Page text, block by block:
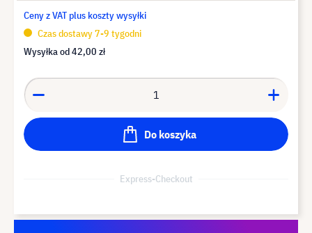
Ceny z VAT plus koszty wysyłki
Czas dostawy 7-9 tygodni
Wysyłka od42,00 zł
Do koszyka
Express-Checkout